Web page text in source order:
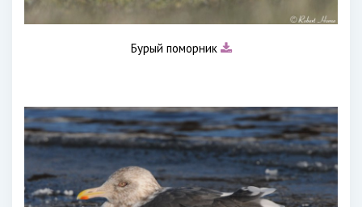
Бурый поморник